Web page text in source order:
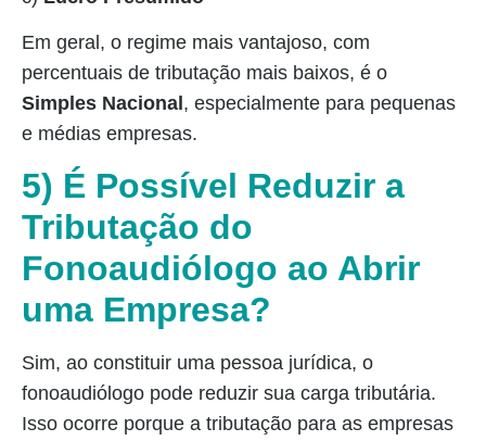
Em geral, o regime mais vantajoso, com
percentuais de tributação mais baixos, é o
Simples Nacional , especialmente para pequenas
e médias empresas.
5) É Possível Reduzir a
Tributação do
Fonoaudiólogo ao Abrir
uma Empresa?
Sim, ao constituir uma pessoa jurídica, o
fonoaudiólogo pode reduzir sua carga tributária.
Isso ocorre porque a tributação para as empresas